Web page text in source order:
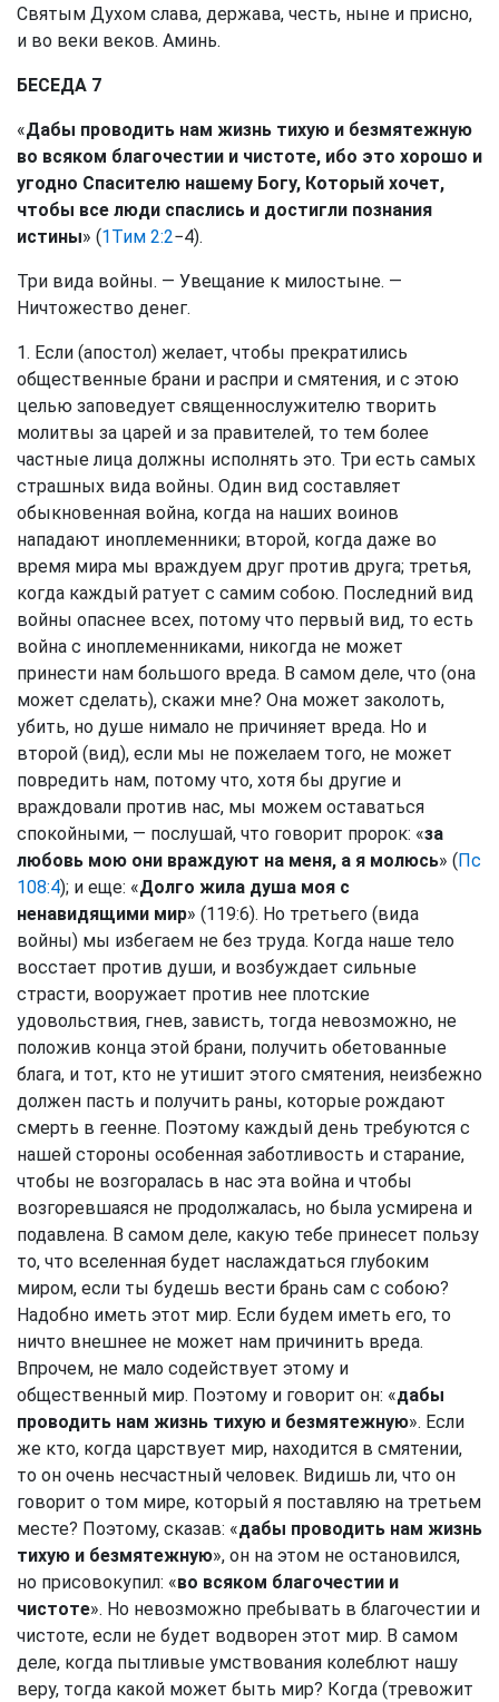
Святым Духом слава, держава, честь, ныне и присно,
и во веки веков. Аминь.
БЕСЕДА 7
«Дабы проводить нам жизнь тихую и безмятежную
во всяком благочестии и чистоте, ибо это хорошо и
угодно Спасителю нашему Богу, Который хочет,
чтобы все люди спаслись и достигли познания
истины» (1Тим 2:2−4).
Три вида войны. — Увещание к милостыне. —
Ничтожество денег.
1. Если (апостол) желает, чтобы прекратились
общественные брани и распри и смятения, и с этою
целью заповедует священнослужителю творить
молитвы за царей и за правителей, то тем более
частные лица должны исполнять это. Три есть самых
страшных вида войны. Один вид составляет
обыкновенная война, когда на наших воинов
нападают иноплеменники; второй, когда даже во
время мира мы враждуем друг против друга; третья,
когда каждый ратует с самим собою. Последний вид
войны опаснее всех, потому что первый вид, то есть
война с иноплеменниками, никогда не может
принести нам большого вреда. В самом деле, что (она
может сделать), скажи мне? Она может заколоть,
убить, но душе нимало не причиняет вреда. Но и
второй (вид), если мы не пожелаем того, не может
повредить нам, потому что, хотя бы другие и
враждовали против нас, мы можем оставаться
спокойными, — послушай, что говорит пророк: «за
любовь мою они враждуют на меня, а я молюсь» (Пс
108:4); и еще: «Долго жила душа моя с
ненавидящими мир» (119:6). Но третьего (вида
войны) мы избегаем не без труда. Когда наше тело
восстает против души, и возбуждает сильные
страсти, вооружает против нее плотские
удовольствия, гнев, зависть, тогда невозможно, не
положив конца этой брани, получить обетованные
блага, и тот, кто не утишит этого смятения, неизбежно
должен пасть и получить раны, которые рождают
смерть в геенне. Поэтому каждый день требуются с
нашей стороны особенная заботливость и старание,
чтобы не возгоралась в нас эта война и чтобы
возгоревшаяся не продолжалась, но была усмирена и
подавлена. В самом деле, какую тебе принесет пользу
то, что вселенная будет наслаждаться глубоким
миром, если ты будешь вести брань сам с собою?
Надобно иметь этот мир. Если будем иметь его, то
ничто внешнее не может нам причинить вреда.
Впрочем, не мало содействует этому и
общественный мир. Поэтому и говорит он: «дабы
проводить нам жизнь тихую и безмятежную». Если
же кто, когда царствует мир, находится в смятении,
то он очень несчастный человек. Видишь ли, что он
говорит о том мире, который я поставляю на третьем
месте? Поэтому, сказав: «дабы проводить нам жизнь
тихую и безмятежную», он на этом не остановился,
но присовокупил: «во всяком благочестии и
чистоте». Но невозможно пребывать в благочестии и
чистоте, если не будет водворен этот мир. В самом
деле, когда пытливые умствования колеблют нашу
веру, тогда какой может быть мир? Когда (тревожит